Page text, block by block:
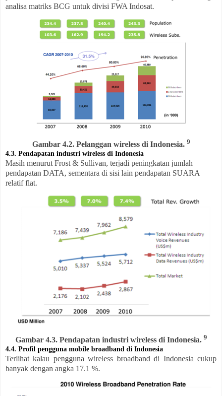
analisa matriks BCG untuk divisi FWA Indosat.
Gambar 4.2. Pelanggan wireless di Indonesia. 9
4.3. Pendapatan industri wireless di Indonesia
Masih menurut Frost & Sullivan, terjadi peningkatan jumlah
pendapatan DATA, sementara di sisi lain pendapatan SUARA
relatif flat.
Gambar 4.3. Pendapatan industri wireless di Indonesia. 9
4.4. Profil pengguna mobile broadband di Indonesia
Terlihat kalau pengguna wireless broadband di Indonesia cukup
banyak dengan angka 17.1 %.